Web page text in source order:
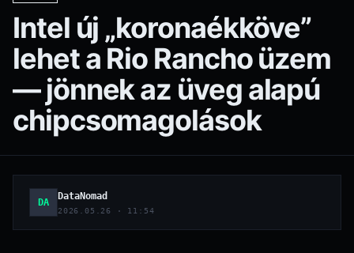
Intel új „koronaékköve”
lehet a Rio Rancho üzem
— jönnek az üveg alapú
chipcsomagolások
DA
DataNomad
2026.05.26 · 11:54